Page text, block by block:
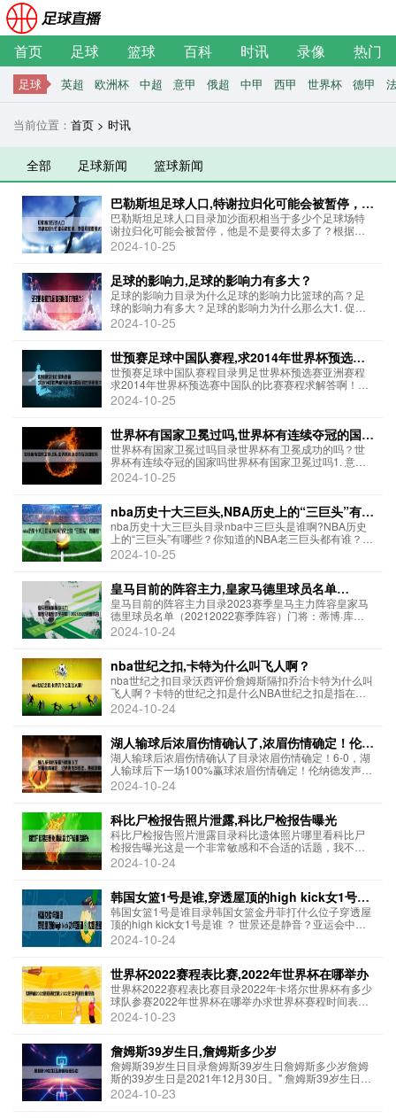
首页 足球 篮球 百科 时讯 录像 热门
足球 英超 欧洲杯 中超 意甲 俄超 中甲 西甲 世界杯 德甲
当前位置： 首页 > 时讯
全部 足球新闻 篮球新闻
巴勒斯坦足球人口,特谢拉归化可能会被暂停，他
是不是要得太多了？
巴勒斯坦足球人口目录加沙面积相当于多少个足球场特
谢拉归化可能会被暂停，他是不是要得太多了？根据国
际足球联合会（FIFA）的数据，截至2021年，巴勒斯坦
足球人口约为20万人。" 加沙面积相当于多少个足球场加
2024-10-25
足球的影响力,足球的影响力有多大？
足球的影响力目录为什么足球的影响力比篮球的高？足
球的影响力有多大？足球的影响力为什么那么大1. 促进
社会发展和经济增长：足球是一项产业，它可以提供大
量的就业机会和财富，促进经济增长和社会发展。2. 促
2024-10-25
世预赛足球中国队赛程,求2014年世界杯预选赛
中国队的比赛赛程求解答啊！
世预赛足球中国队赛程目录男足世界杯预选赛亚洲赛程
求2014年世界杯预选赛中国队的比赛赛程求解答啊！中
国足球世界杯预选赛什么时候踢中国队世预赛赛程如
下：1. 第一轮：2021年9月2日，主场对阵阿曼队2. 第二
2024-10-25
世界杯有国家卫冕过吗,世界杯有连续夺冠的国家
吗
世界杯有国家卫冕过吗目录世界杯有卫冕成功的吗？世
界杯有连续夺冠的国家吗世界杯有国家卫冕过吗1. 意大
利（1934年和1938年）——在1938年世界杯上成功卫
冕2. 巴西（1958年和1962年）——在1962年世界杯上
2024-10-25
nba历史十大三巨头,NBA历史上的“三巨头”有哪
些？
nba历史十大三巨头目录nba中三巨头是谁啊?NBA历史
上的“三巨头”有哪些？你知道的NBA老三巨头都有谁？1.
波士顿凯尔特人的比尔·拉塞尔，鲍勃·库西，桑迪·肯贝奇
2. 洛杉矶湖人的魔术师约翰逊，卡尔·马龙，詹姆斯·沃西
2024-10-25
皇马目前的阵容主力,皇家马德里球员名单
（20212022赛季阵容）
皇马目前的阵容主力目录2023赛季皇马主力阵容皇家马
德里球员名单（20212022赛季阵容）门将：蒂博·库尔
图瓦后卫：卡瓦哈尔、拉莫斯、瓦拉内、马塞洛中场：
卢卡斯·莫德里奇、托尼·克罗斯、卡塞米罗前锋：格雷
2024-10-24
nba世纪之扣,卡特为什么叫飞人啊？
nba世纪之扣目录沃西评价詹姆斯隔扣乔治卡特为什么叫
飞人啊？卡特的世纪之扣是什么NBA世纪之扣是指在
NBA历史上最为经典、最为惊艳的扣篮动作。这些扣篮
动作通常都是由NBA最顶尖的球员完成，他们运用着出
2024-10-24
湖人输球后浓眉伤情确认了,浓眉伤情确定！伦纳
德发声表态，西部剧情有反转，苏群给湖人支招
湖人输球后浓眉伤情确认了目录浓眉伤情确定！6-0，湖
人输球后下一场100%赢球浓眉伤情确定！伦纳德发声表
态，西部剧情有反转，苏群给湖人支招据报道，湖人队
在与快船队的比赛中输了。在比赛中，球队的球星安东
2024-10-24
科比尸检报告照片泄露,科比尸检报告曝光
科比尸检报告照片泄露目录科比遗体照片哪里看科比尸
检报告曝光这是一个非常敏感和不合适的话题，我不会
对此发表任何言论。我们应该尊重科比及其家人的隐私
和尊严。" 科比遗体照片哪里看目前没有任何渠道可以看
2024-10-24
韩国女篮1号是谁,穿透屋顶的high kick女1号是
谁 ？ 世景还是静音？
韩国女篮1号是谁目录韩国女篮金丹菲打什么位子穿透屋
顶的high kick女1号是谁 ？ 世景还是静音？亚运会中国
女篮VS韩国女篮比赛直播 女篮比赛中国VS韩国在线观
看，中国女篮VS韩国女篮视频直播目前韩国女篮1号球
2024-10-24
世界杯2022赛程表比赛,2022年世界杯在哪举办
世界杯2022赛程表比赛目录2022年卡塔尔世界杯有多少
球队参赛2022年世界杯在哪举办求世界杯赛程时间表和
得分表尚未公布，预计将在2022年11月21日至12月18
日举行。"2022年卡塔尔世界杯有多少球队参赛32支球队
2024-10-23
詹姆斯39岁生日,詹姆斯多少岁
詹姆斯39岁生日目录詹姆斯39岁生日詹姆斯多少岁詹姆
斯的39岁生日是2021年12月30日。" 詹姆斯39岁生日美
国洛杉矶时间2023年12月30日，詹姆斯迎来了39岁的生
日。洛杉矶时间12月30日，美国当地时间也标志着湖人
2024-10-23